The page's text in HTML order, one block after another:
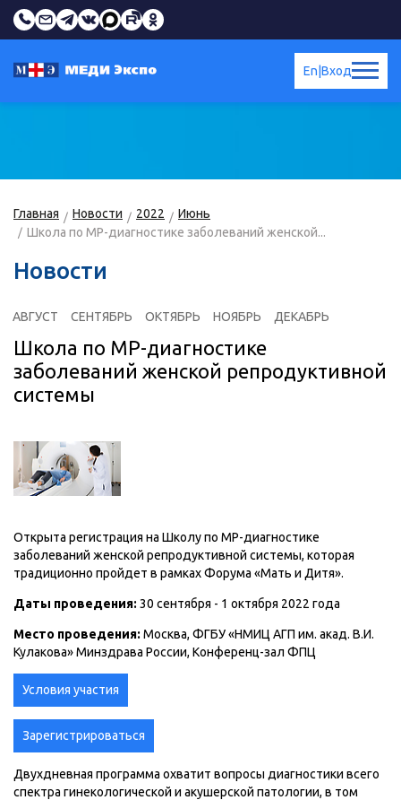
Вход
En
Главная Новости 2022
Июнь
Школа по МР-диагностике заболеваний женской...
Новости
АВГУСТ СЕНТЯБРЬ ОКТЯБРЬ НОЯБРЬ ДЕКАБРЬ
Школа по МР-диагностике
заболеваний женской репродуктивной
системы
Открыта регистрация на Школу по МР-диагностике
заболеваний женской репродуктивной системы, которая
традиционно пройдет в рамках Форума «Мать и Дитя».
Даты проведения: 30 сентября - 1 октября 2022 года
Место проведения: Москва, ФГБУ «НМИЦ АГП им. акад. В.И.
Кулакова» Минздрава России, Конференц-зал ФПЦ
Условия участия
Зарегистрироваться
Двухдневная программа охватит вопросы диагностики всего
спектра гинекологической и акушерской патологии, в том